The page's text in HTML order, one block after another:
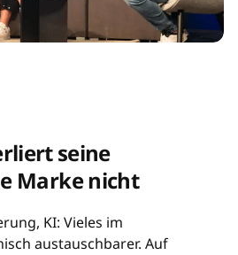
seine
Marke nicht
KI: Vieles im
austauschbarer. Auf